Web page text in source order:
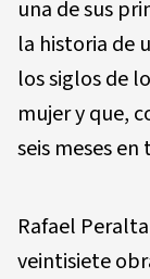
una de sus
la historia de
los siglos de
mujer y que,
seis meses en
Rafael
veintisiete